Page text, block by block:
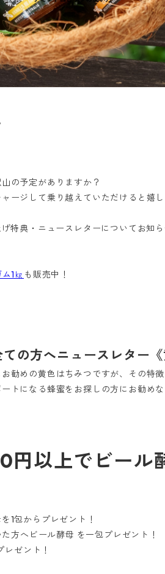
の予定がありますか？
ージして乗り越えていただけると嬉し
特典・ニュースレターについてお知ら
1㎏ も販売中！
の方へニュースレター
勧めの黄色はちみつですが、その特
トになる蜂蜜をお探しの方にお勧め
円以上でビール
1包からプレゼント！
方へビール酵母 を一包プレゼント！
ゼント！